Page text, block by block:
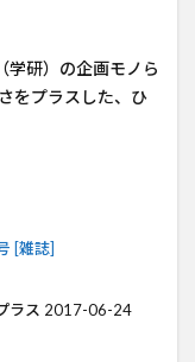
学研）の企画モノら
をプラスした、ひ
[雑誌]
ラス 2017-06-24